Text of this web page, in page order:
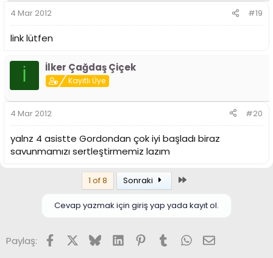
4 Mar 2012 #19
link lütfen
İ İlker Çağdaş Çiçek
Kayıtlı Üye
4 Mar 2012 #20
yalnz 4 asistte Gordondan çok iyi başladı biraz
savunmamızı sertleştirmemiz lazım
1 of 8 Sonraki
Cevap yazmak için giriş yap yada kayıt ol.
Paylaş: FacebookX (Twitter)
BlueskyLinkedInPinterest
TumblrWhatsApp
E-posta